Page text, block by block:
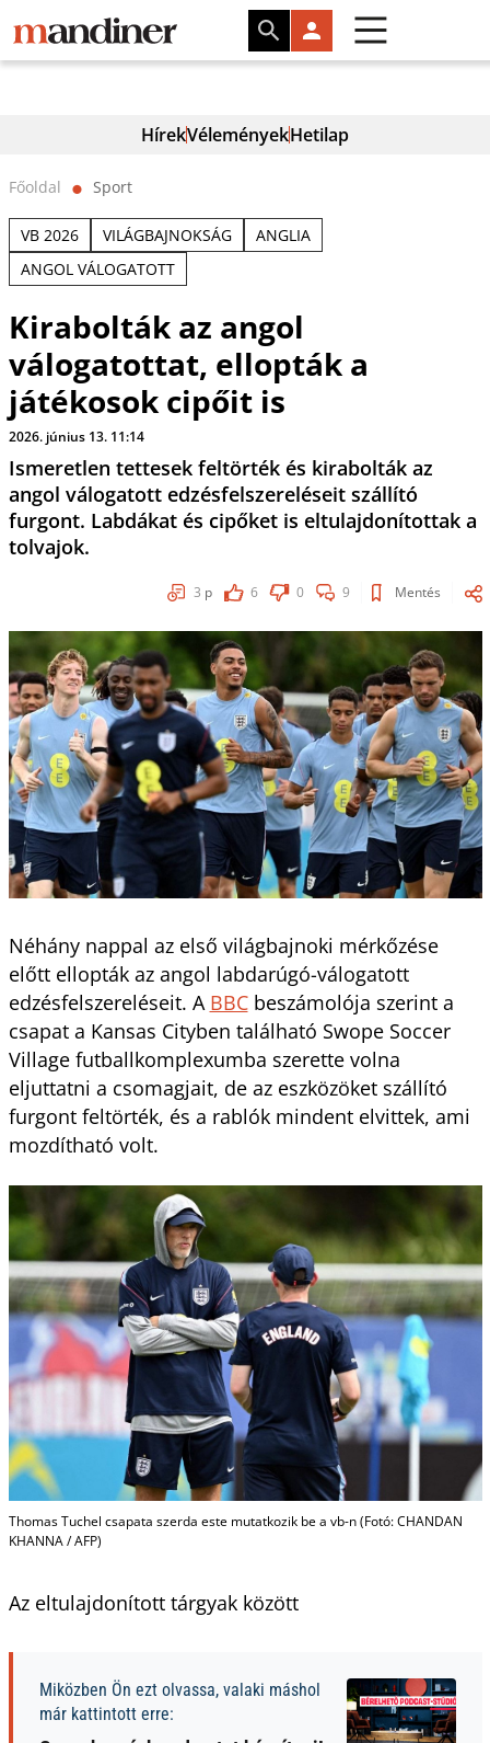
HírekVéleményekHetilap
Főoldal ⬤ Sport
VB 2026 VILÁGBAJNOKSÁG
ANGLIA
ANGOL VÁLOGATOTT
Kirabolták az angol
válogatottat, ellopták a
játékosok cipőit is
2026. június 13. 11:14
Ismeretlen tettesek feltörték és kirabolták az
angol válogatott edzésfelszereléseit szállító
furgont. Labdákat és cipőket is eltulajdonítottak a
tolvajok.
3 p 6 0 9 Mentés
Néhány nappal az első világbajnoki mérkőzése
előtt ellopták az angol labdarúgó-válogatott
edzésfelszereléseit. A BBCbeszámolója szerint a
csapat a Kansas Cityben található Swope Soccer
Village futballkomplexumba szerette volna
eljuttatni a csomagjait, de az eszközöket szállító
furgont feltörték, és a rablók mindent elvittek, ami
mozdítható volt.
Thomas Tuchel csapata szerda este mutatkozik be a vb-n (Fotó: CHANDAN
KHANNA / AFP)
Az eltulajdonított tárgyak között
Miközben Ön ezt olvassa, valaki máshol
már kattintott erre: